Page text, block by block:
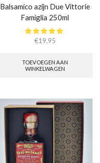
Balsamico azijn Due Vittorie
Famiglia 250ml
€19,95
TOEVOEGEN AAN
WINKELWAGEN